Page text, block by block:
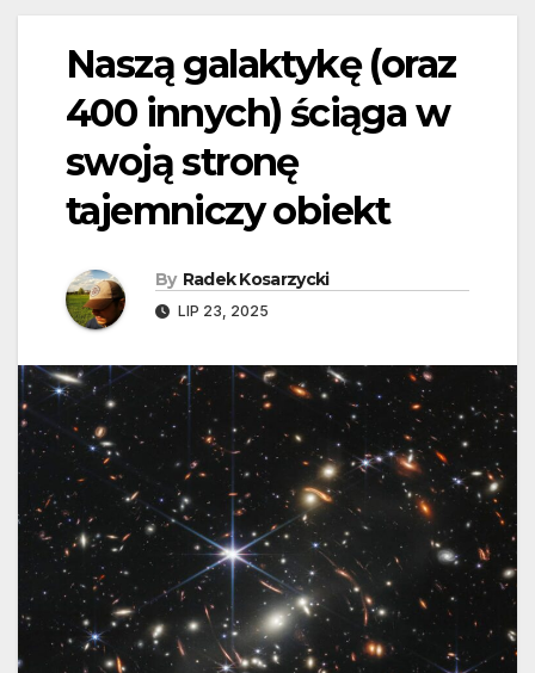
Naszą galaktykę (oraz
400 innych) ściąga w
swoją stronę
tajemniczy obiekt
By Radek Kosarzycki
LIP 23, 2025